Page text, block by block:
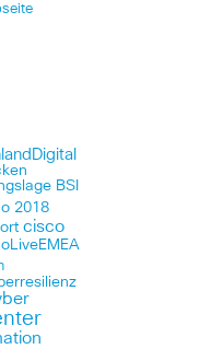
BSI
2018
cisco